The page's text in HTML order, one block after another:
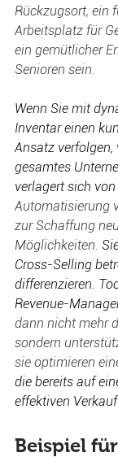
Rückzugsort, ein
Arbeitsplatz für
ein gemütlicher
Senioren sein.
Wenn Sie mit
Inventar einen
Ansatz
gesamtes
verlagert sich von
Automatisierung
zur Schaffung
Möglichkeiten.
Cross-Selling
differenzieren.
Revenue-
dann nicht mehr
sondern
sie optimieren
die bereits auf
effektiven Verkauf
Beispiel